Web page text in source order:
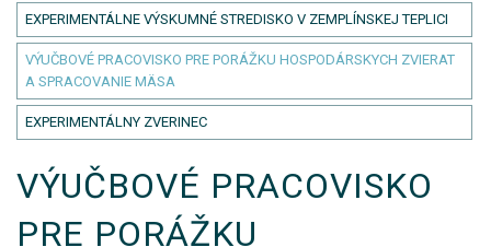
EXPERIMENTÁLNE VÝSKUMNÉ STREDISKO V ZEMPLÍNSKEJ TEPLICI
VÝUČBOVÉ PRACOVISKO PRE PORÁŽKU HOSPODÁRSKYCH ZVIERAT
A SPRACOVANIE MÄSA
EXPERIMENTÁLNY ZVERINEC
VÝUČBOVÉ PRACOVISKO
PRE PORÁŽKU